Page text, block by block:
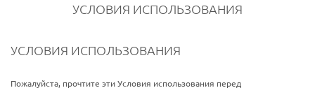
УСЛОВИЯ ИСПОЛЬЗОВАНИЯ
УСЛОВИЯ ИСПОЛЬЗОВАНИЯ
Пожалуйста, прочтите эти Условия использования перед